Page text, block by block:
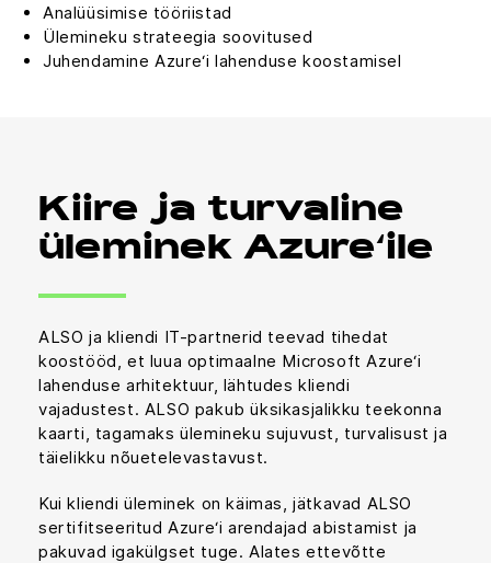
Analüüsimise tööriistad
Ülemineku strateegia soovitused
Juhendamine Azure‘i lahenduse koostamisel
Kiire ja turvaline
üleminek Azure‘ile
ALSO ja kliendi IT-partnerid teevad tihedat
koostööd, et luua optimaalne Microsoft Azure‘i
lahenduse arhitektuur, lähtudes kliendi
vajadustest. ALSO pakub üksikasjalikku teekonna
kaarti, tagamaks ülemineku sujuvust, turvalisust ja
täielikku nõuetelevastavust.
Kui kliendi üleminek on käimas, jätkavad ALSO
sertifitseeritud Azure‘i arendajad abistamist ja
pakuvad igakülgset tuge. Alates ettevõtte